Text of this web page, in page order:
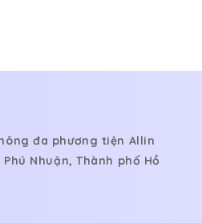
đa phương tiện Allin
Nhuận, Thành phố Hồ